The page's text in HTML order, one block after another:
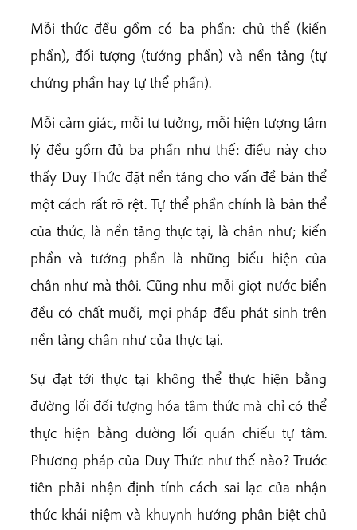
Mỗi thức đều gồm có ba phần: chủ thể (kiến
phần), đối tượng (tướng phần) và nền tảng (tự
chứng phần hay tự thể phần).
Mỗi cảm giác, mỗi tư tưởng, mỗi hiện tượng tâm
lý đều gồm đủ ba phần như thế: điều này cho
thấy Duy Thức đặt nền tảng cho vấn đề bản thể
một cách rất rõ rệt. Tự thể phần chính là bản thể
của thức, là nền tảng thực tại, là chân như; kiến
phần và tướng phần là những biểu hiện của
chân như mà thôi. Cũng như mỗi giọt nước biển
đều có chất muối, mọi pháp đều phát sinh trên
nền tảng chân như của thực tại.
Sự đạt tới thực tại không thể thực hiện bằng
đường lối đối tượng hóa tâm thức mà chỉ có thể
thực hiện bằng đường lối quán chiếu tự tâm.
Phương pháp của Duy Thức như thế nào? Trước
tiên phải nhận định tính cách sai lạc của nhận
thức khái niệm và khuynh hướng phân biệt chủ